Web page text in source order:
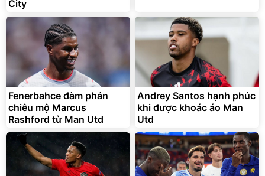
City
Fenerbahce đàm phán
chiêu mộ Marcus
Rashford từ Man Utd
Andrey Santos hạnh phúc
khi được khoác áo Man
Utd